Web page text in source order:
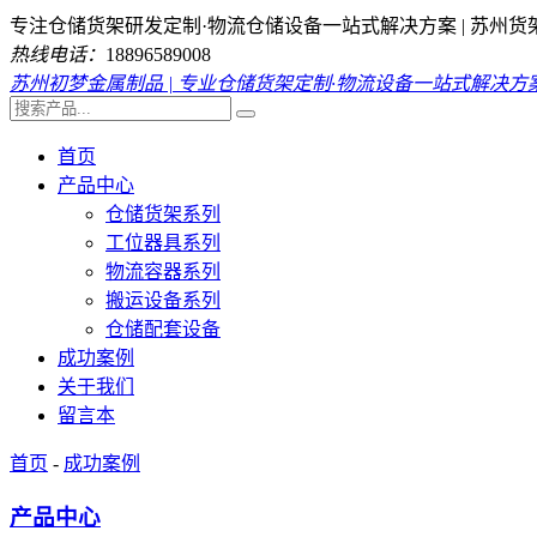
专注仓储货架研发定制·物流仓储设备一站式解决方案 | 苏州货
热线电话： 18896589008
苏州初梦金属制品 | 专业仓储货架定制·物流设备一站式解决方
首页
产品中心
仓储货架系列
工位器具系列
物流容器系列
搬运设备系列
仓储配套设备
成功案例
关于我们
留言本
首页 - 成功案例
产品中心